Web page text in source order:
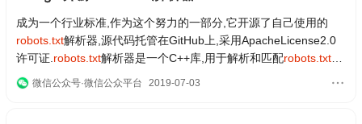
成为一个行业标准,作为这个努力的一部分,它开源了自己使用的
robots.txt解析器,源代码托管在GitHub上,采用ApacheLicense2.0
许可证. robots.txt解析器是一个C++库,用于解析和匹配robots.txt
件中的规则,它已经有约20年历史了,包含了1990年代写的代码.
微信公众号·微信公众平台 2019-07-03